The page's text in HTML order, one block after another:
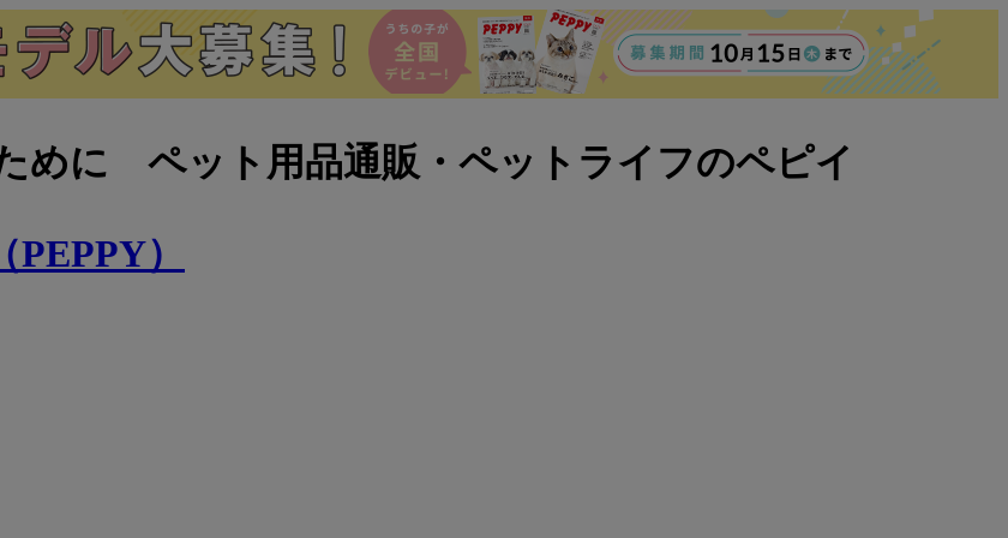
めに ペット用品通販・ペットライフのペピイ